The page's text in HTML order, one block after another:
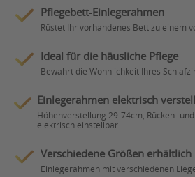
Pflegebett-Einlegerahmen
Rüstet Ihr vorhandenes Bett zu einem
Ideal für die häusliche Pflege
Bewahrt die Wohnlichkeit Ihres
Einlegerahmen elektrisch
Höhenverstellung 29-74cm, Rücken-
elektrisch einstellbar
Verschiedene Größen erhältlich
Einlegerahmen mit verschiedenen